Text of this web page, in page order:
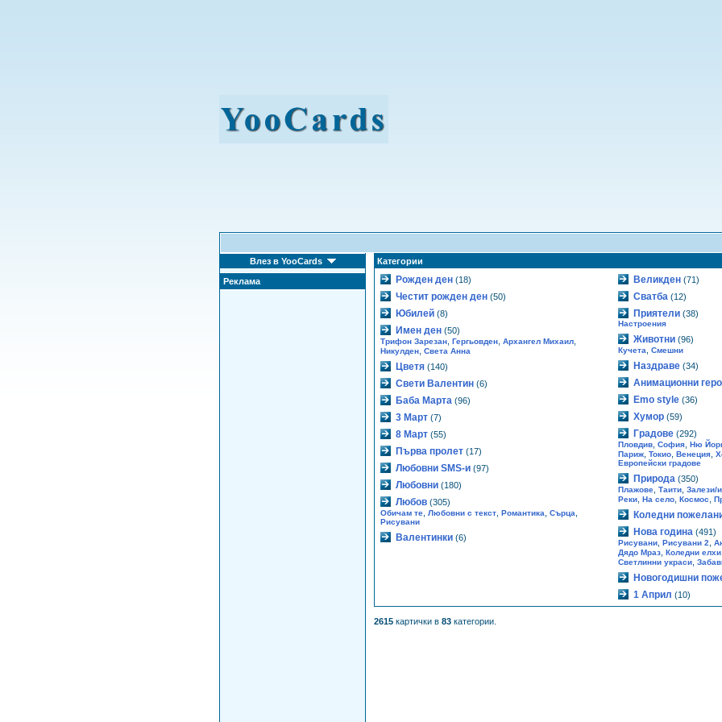
Влез в YooCards
Реклама
Категории
Рожден ден (18)
Честит рожден ден (50)
Юбилей (8)
Имен ден (50)
Трифон Зарезан Гергьовден Архангел Михаил
Никулден Света Анна
Цветя (140)
Свети Валентин (6)
Баба Марта (96)
3 Март (7)
8 Март (55)
Първа пролет (17)
Любовни SMS-и (97)
Любовни (180)
Любов (305)
Обичам те Любовни с текст Романтика Сърца
Рисувани
Валентинки (6)
Великден (71)
Сватба (12)
Приятели (38)
Настроения
Животни (96)
Кучета Смешни
Наздраве (34)
Анимационни
Emo style (36)
Хумор (59)
Градове (292)
Пловдив София Ню
Париж Токио Венеция
Европейски градове
Природа (350)
Плажове Таити Залези/
Реки На село Космос
Коледни
Нова година (491)
Рисувани Рисувани 2
Дядо Мраз Коледни елхи
Светлинни украси
Новогодишни
1 Април (10)
2615 картички в 83 категории.